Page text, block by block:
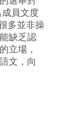
員文度
多並非操
缺乏認
立場，
文，向